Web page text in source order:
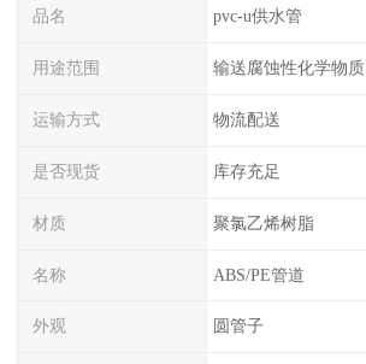
品名 pvc-u供水管
用途范围 输送腐蚀性化学物质
运输方式 物流配送
是否现货 库存充足
材质 聚氯乙烯树脂
名称 ABS/PE管道
外观 圆管子